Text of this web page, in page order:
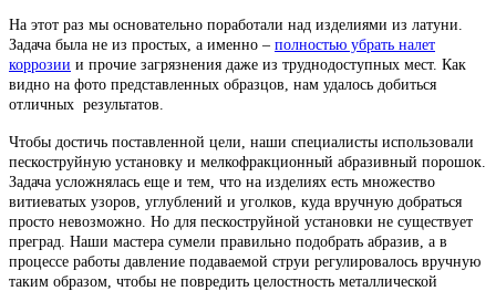
На этот раз мы основательно поработали над изделиями из латуни.
Задача была не из простых, а именно – полностью убрать налет
коррозии и прочие загрязнения даже из труднодоступных мест. Как
видно на фото представленных образцов, нам удалось добиться
отличных результатов.
Чтобы достичь поставленной цели, наши специалисты использовали
пескоструйную установку и мелкофракционный абразивный порошок.
Задача усложнялась еще и тем, что на изделиях есть множество
витиеватых узоров, углублений и уголков, куда вручную добраться
просто невозможно. Но для пескоструйной установки не существует
преград. Наши мастера сумели правильно подобрать абразив, а в
процессе работы давление подаваемой струи регулировалось вручную
таким образом, чтобы не повредить целостность металлической